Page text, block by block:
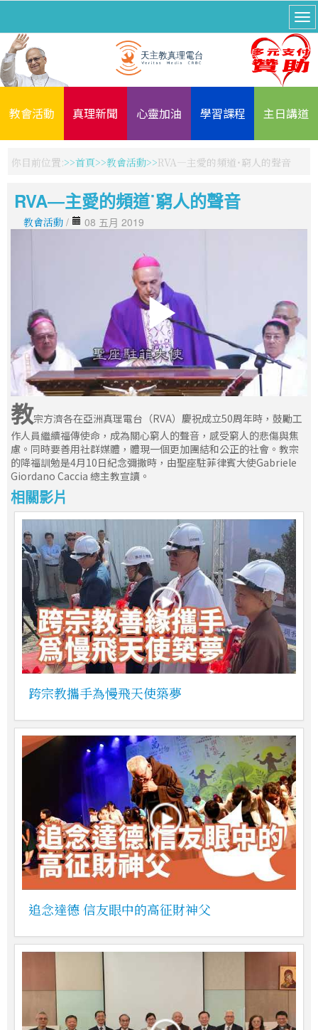
教會活動 真理新聞 心靈加油 學習課程 主日講道
你目前位置: 首頁 教會活動 RVA―主愛的頻道˙窮人的聲音
RVA―主愛的頻道˙窮人的聲音
教會活動 / 08 五月 2019
教宗方濟各在亞洲真理電台（RVA）慶祝成立50周年時，鼓勵工
作人員繼續福傳使命，成為關心窮人的聲音，感受窮人的悲傷與焦
慮。同時要善用社群媒體，體現一個更加團結和公正的社會。教宗
的降福訓勉是4月10日紀念彌撒時，由聖座駐菲律賓大使Gabriele
Giordano Caccia 總主教宣讀。
相關影片
跨宗教攜手為慢飛天使築夢
追念達德 信友眼中的高征財神父